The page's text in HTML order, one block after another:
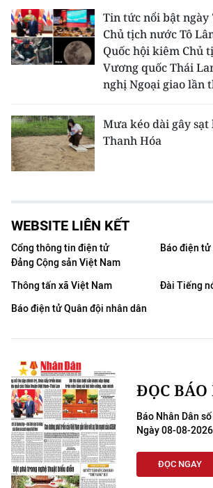
Tin tức nổi bật ngày
Chủ tịch nước Tô
Quốc hội kiêm Chủ
Vương quốc Thái
nghị Ngoại giao lần
Mưa kéo dài gây
Thanh Hóa
WEBSITE LIÊN KẾT
Cổng thông tin điện tử
Đảng Cộng sản Việt Nam
Báo điện
Thông tấn xã Việt Nam
Đài Tiếng
Báo điện tử Quân đội nhân dân
ĐỌC BÁO
Báo Nhân Dân
Ngày 08-08-2026
ĐỌC NGAY